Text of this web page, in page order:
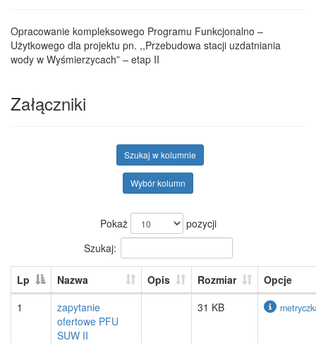
Opracowanie kompleksowego Programu Funkcjonalno –
Użytkowego dla projektu pn. ,,Przebudowa stacji uzdatniania
wody w Wyśmierzycach” – etap II
Załączniki
Szukaj w kolumnie
Wybór kolumn
Pokaż
pozycji
Szukaj:
Lp Nazwa Opis Rozmiar
Opcje
1
zapytanie
ofertowe PFU
SUW II
31 KB